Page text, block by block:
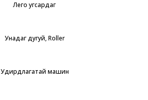
Лего угсардаг
Унадаг дугуй, Roller
Удирдлагатай машин